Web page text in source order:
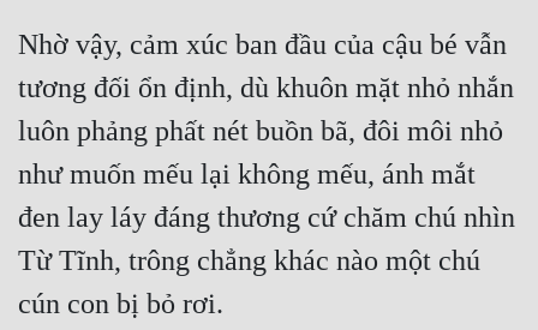
Cổ Tiên Hiệp
Cổ Đại
Du Hí
Dã Sử
Dị Giới
Dị Năng
Gia Đấu
Nhờ vậy, cảm xúc ban đầu của cậu bé vẫn
tương đối ổn định, dù khuôn mặt nhỏ nhắn
luôn phảng phất nét buồn bã, đôi môi nhỏ
như muốn mếu lại không mếu, ánh mắt
đen lay láy đáng thương cứ chăm chú nhìn
Từ Tĩnh, trông chẳng khác nào một chú
cún con bị bỏ rơi.